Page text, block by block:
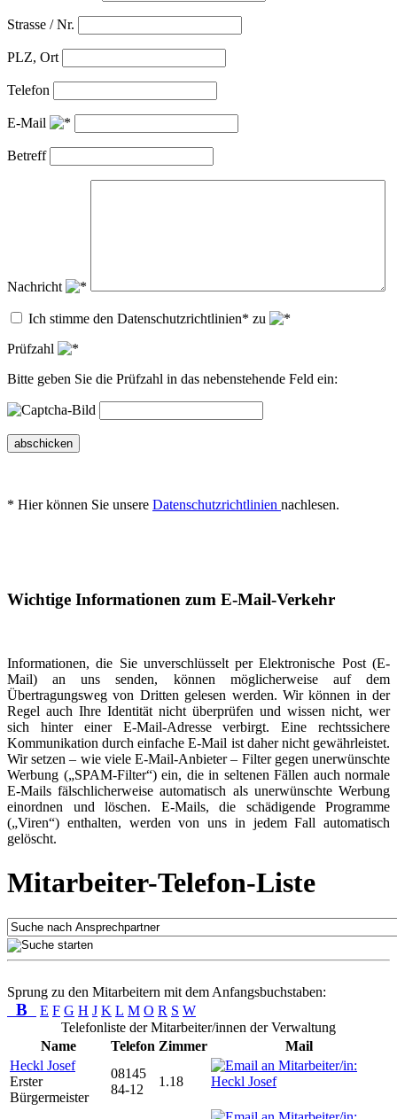
Strasse / Nr.
PLZ, Ort
Telefon
E-Mail
Betreff
Nachricht
Ich stimme den Datenschutzrichtlinien* zu
Prüfzahl
Bitte geben Sie die Prüfzahl in das nebenstehende Feld ein:
abschicken
* Hier können Sie unsere Datenschutzrichtlinien nachlesen.
Wichtige Informationen zum E-Mail-Verkehr
Informationen, die Sie unverschlüsselt per Elektronische Post (E-
Mail) an uns senden, können möglicherweise auf dem
Übertragungsweg von Dritten gelesen werden. Wir können in der
Regel auch Ihre Identität nicht überprüfen und wissen nicht, wer
sich hinter einer E-Mail-Adresse verbirgt. Eine rechtssichere
Kommunikation durch einfache E-Mail ist daher nicht gewährleistet.
Wir setzen – wie viele E-Mail-Anbieter – Filter gegen unerwünschte
Werbung („SPAM-Filter“) ein, die in seltenen Fällen auch normale
E-Mails fälschlicherweise automatisch als unerwünschte Werbung
einordnen und löschen. E-Mails, die schädigende Programme
(„Viren“) enthalten, werden von uns in jedem Fall automatisch
gelöscht.
Mitarbeiter-Telefon-Liste
Sprung zu den Mitarbeitern mit dem Anfangsbuchstaben:
B E F G H J K L M O R S W
Telefonliste der Mitarbeiter/innen der Verwaltung
Name
Telefon Zimmer
Mail
Heckl Josef
Erster
Bürgermeister
08145
84-12
1.18